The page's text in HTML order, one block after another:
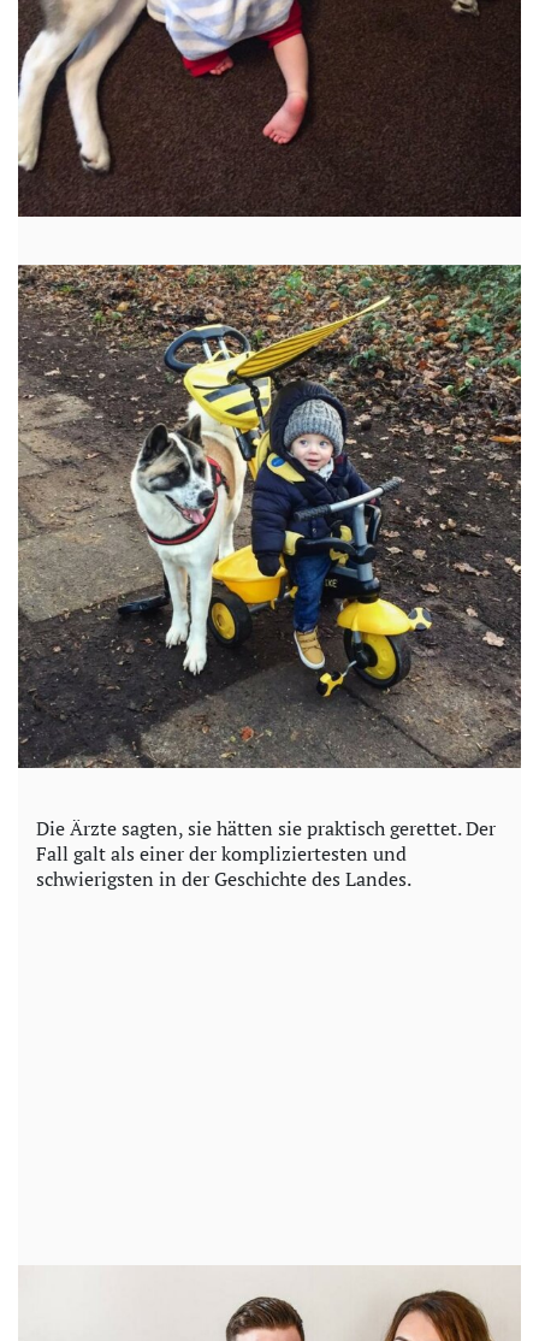
Die Ärzte sagten, sie hätten sie praktisch gerettet. Der
Fall galt als einer der kompliziertesten und
schwierigsten in der Geschichte des Landes.